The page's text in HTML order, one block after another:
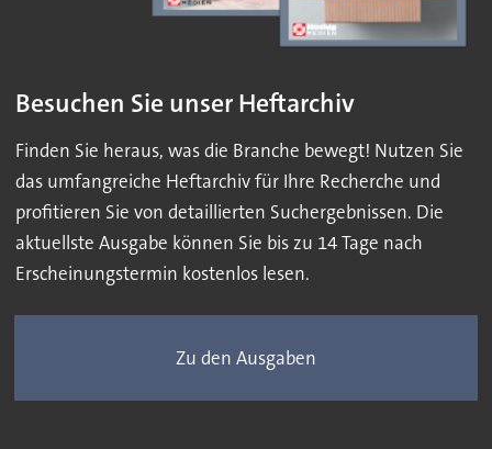
Besuchen Sie unser Heftarchiv
Finden Sie heraus, was die Branche bewegt! Nutzen Sie
das umfangreiche Heftarchiv für Ihre Recherche und
profitieren Sie von detaillierten Suchergebnissen. Die
aktuellste Ausgabe können Sie bis zu 14 Tage nach
Erscheinungstermin kostenlos lesen.
Zu den Ausgaben